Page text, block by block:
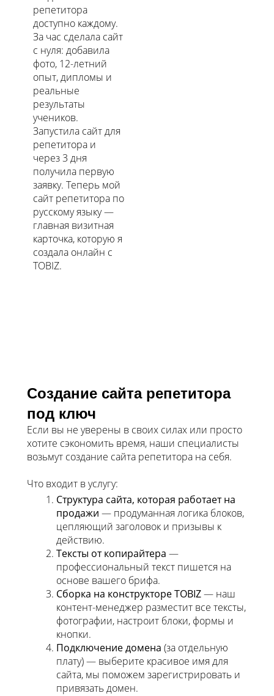
репетитора
доступно каждому.
За час сделала сайт
с нуля: добавила
фото, 12-летний
опыт, дипломы и
реальные
результаты
учеников.
Запустила сайт для
репетитора и
через 3 дня
получила первую
заявку. Теперь мой
сайт репетитора по
русскому языку —
главная визитная
карточка, которую я
создала онлайн с
TOBIZ.
Создание сайта репетитора
под ключ
Если вы не уверены в своих силах или просто
хотите сэкономить время, наши специалисты
возьмут создание сайта репетитора на себя.
Что входит в услугу:
Структура сайта, которая работает на
продажи — продуманная логика блоков,
цепляющий заголовок и призывы к
действию.
Тексты от копирайтера —
профессиональный текст пишется на
основе вашего брифа.
Сборка на конструкторе TOBIZ— наш
контент-менеджер разместит все тексты,
фотографии, настроит блоки, формы и
кнопки.
Подключение домена (за отдельную
плату) — выберите красивое имя для
сайта, мы поможем зарегистрировать и
привязать домен.